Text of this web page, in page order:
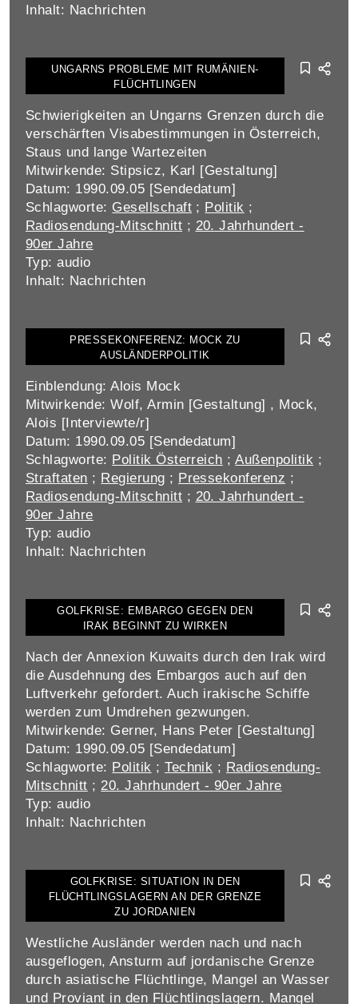
Inhalt: Nachrichten
UNGARNS PROBLEME MIT RUMÄNIEN-
FLÜCHTLINGEN
Schwierigkeiten an Ungarns Grenzen durch die
verschärften Visabestimmungen in Österreich,
Staus und lange Wartezeiten
Mitwirkende: Stipsicz, Karl [Gestaltung]
Datum: 1990.09.05 [Sendedatum]
Schlagworte: Gesellschaft ; Politik ;
Radiosendung-Mitschnitt ; 20. Jahrhundert -
90er Jahre
Typ: audio
Inhalt: Nachrichten
PRESSEKONFERENZ: MOCK ZU
AUSLÄNDERPOLITIK
Einblendung: Alois Mock
Mitwirkende: Wolf, Armin [Gestaltung] , Mock,
Alois [Interviewte/r]
Datum: 1990.09.05 [Sendedatum]
Schlagworte: Politik Österreich ;Außenpolitik ;
Straftaten ; Regierung ; Pressekonferenz ;
Radiosendung-Mitschnitt ; 20. Jahrhundert -
90er Jahre
Typ: audio
Inhalt: Nachrichten
GOLFKRISE: EMBARGO GEGEN DEN
IRAK BEGINNT ZU WIRKEN
Nach der Annexion Kuwaits durch den Irak wird
die Ausdehnung des Embargos auch auf den
Luftverkehr gefordert. Auch irakische Schiffe
werden zum Umdrehen gezwungen.
Mitwirkende: Gerner, Hans Peter [Gestaltung]
Datum: 1990.09.05 [Sendedatum]
Schlagworte: Politik ;Technik ; Radiosendung-
Mitschnitt ; 20. Jahrhundert - 90er Jahre
Typ: audio
Inhalt: Nachrichten
GOLFKRISE: SITUATION IN DEN
FLÜCHTLINGSLAGERN AN DER GRENZE
ZU JORDANIEN
Westliche Ausländer werden nach und nach
ausgeflogen, Ansturm auf jordanische Grenze
durch asiatische Flüchtlinge, Mangel an Wasser
und Proviant in den Flüchtlingslagern. Mangel